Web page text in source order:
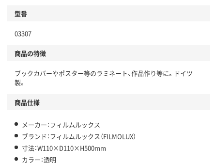
型番
03307
商品の特徴
ブックカバーやポスター等のラミネート、作品作り等に。ドイツ
製。
商品仕様
メーカー：フィルムルックス
ブランド：フィルムルックス（FILMOLUX）
寸法：W110×D110×H500mm
カラー：透明